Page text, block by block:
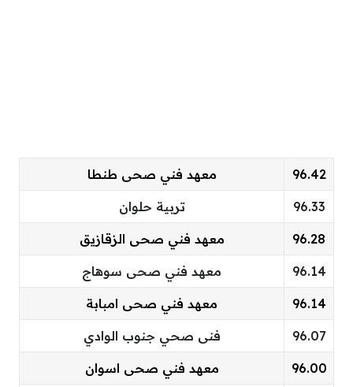
معهد فني صحى طنطا 96.42
تربية حلوان 96.33
معهد فني صحى الزقازيق 96.28
معهد فني صحى سوهاج 96.14
معهد فني صحى امبابة 96.14
فنى صحي جنوب الوادي 96.07
معهد فني صحى اسوان 96.00